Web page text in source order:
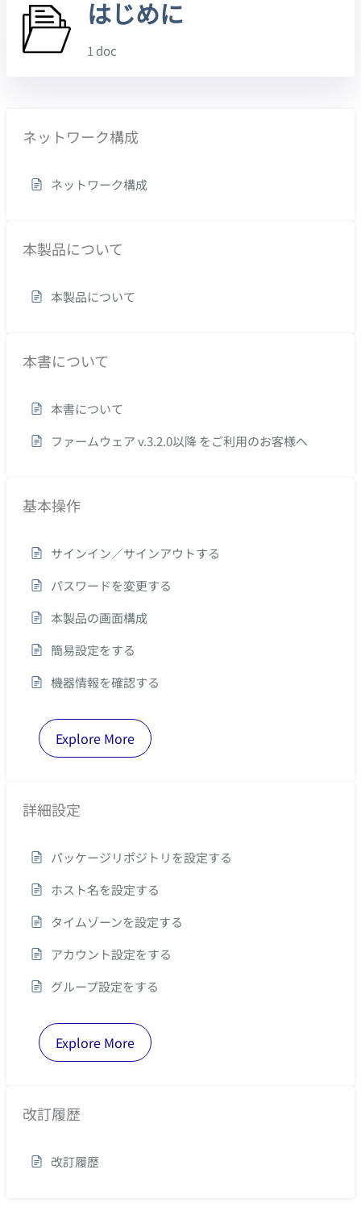
はじめに
1 doc
ネットワーク構成
ネットワーク構成
本製品について
本製品について
本書について
本書について
ファームウェア v.3.2.0以降 をご利用のお客様へ
基本操作
サインイン／サインアウトする
パスワードを変更する
本製品の画面構成
簡易設定をする
機器情報を確認する
Explore More
詳細設定
パッケージリポジトリを設定する
ホスト名を設定する
タイムゾーンを設定する
アカウント設定をする
グループ設定をする
Explore More
改訂履歴
改訂履歴